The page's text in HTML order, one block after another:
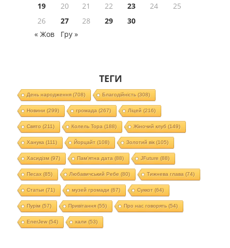
19
20 21 22 23 24
25
26
27 28 29
30
« Жов
Гру »
ТЕГИ
День народження(708) Благодійність (308)
Новини (299) громада (267) Ліцей (216)
Свято (211) Колель Тора (188) Жіночий клуб (149)
Ханука (111) Йорцайт (108) Золотий вік(105)
Хасидізм (97) Пам'ятна дата (88) JFuture (88)
Песах(85) Любавичський Ребе (80) Тижнева глава (74)
Статьи (71) музей громади (67) Суккот (64)
Пурім (57) Привітання(55) Про нас говорять (54)
EnerJew(54) хали (53)